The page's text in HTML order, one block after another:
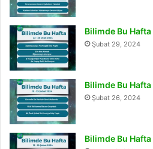
Bilimde Bu
Şubat 29, 2024
Bilimde Bu
Şubat 26, 2024
Bilimde Bu